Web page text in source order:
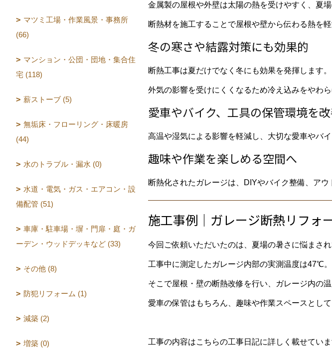
金属製の屋根や外壁は太陽の熱を受けやすく、夏
断熱材を施工することで屋根や壁から伝わる熱を
冬の寒さや結露対策にも効果的
断熱工事は夏だけでなく冬にも効果を発揮します。
外気の影響を受けにくくなるため冷え込みをやわ
愛車やバイク、工具の保管環境を
高温や湿気による影響を軽減し、大切な愛車やバ
趣味や作業を楽しめる空間へ
断熱化されたガレージは、DIYやバイク整備、ア
施工事例｜ガレージ断熱リフォ
今回ご依頼いただいたのは、夏場の暑さに悩まさ
工事中に測定したガレージ内部の実測温度は47℃。
そこで屋根・壁の断熱改修を行い、ガレージ内の
愛車の保管はもちろん、趣味や作業スペースとし
工事の内容はこちらの工事日記に詳しく載せていま
マツミ工場・作業風景・事務所
(66)
マンション・公団・団地・集合住
宅 (118)
薪ストーブ (5)
無垢床・フローリング・床暖房
(44)
水のトラブル・漏水 (0)
水道・電気・ガス・エアコン・設
備配管 (51)
車庫・駐車場・塀・門扉・庭・ガ
ーデン・ウッドデッキなど (33)
その他 (8)
防犯リフォーム (1)
減築 (2)
増築 (0)